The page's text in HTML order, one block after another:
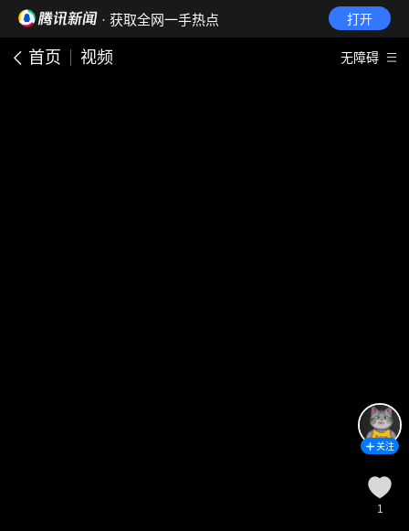
· 获取全网一手热点 打开
首页 视频 无障碍
关注
1